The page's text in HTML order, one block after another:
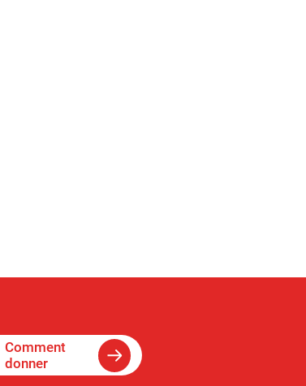
Comment
donner